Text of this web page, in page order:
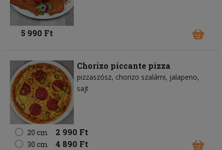
5 990 Ft
Chorizo piccante pizza
pizzaszósz chorizo szalámi jalapeno
sajt
20 cm 2 990 Ft
30 cm 4 890 Ft